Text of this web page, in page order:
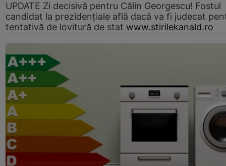
UPDATE Zi decisivă pentru Călin Georgescu! Fostul
candidat la prezidențiale află dacă va fi judecat
tentativă de lovitură de stat www.stirilekanald.ro